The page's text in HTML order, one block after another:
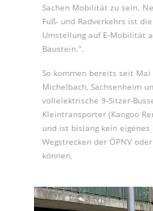
Sachen Mobilität zu sein.
Fuß- und Radverkehrs ist
Umstellung auf E-Mobilität
Baustein.”.
So kommen bereits seit
Michelbach, Sachsenheim
vollelektrische 9-Sitzer-
Kleintransporter (Kangoo
und ist bislang kein
Wegstrecken der ÖPNV
können.